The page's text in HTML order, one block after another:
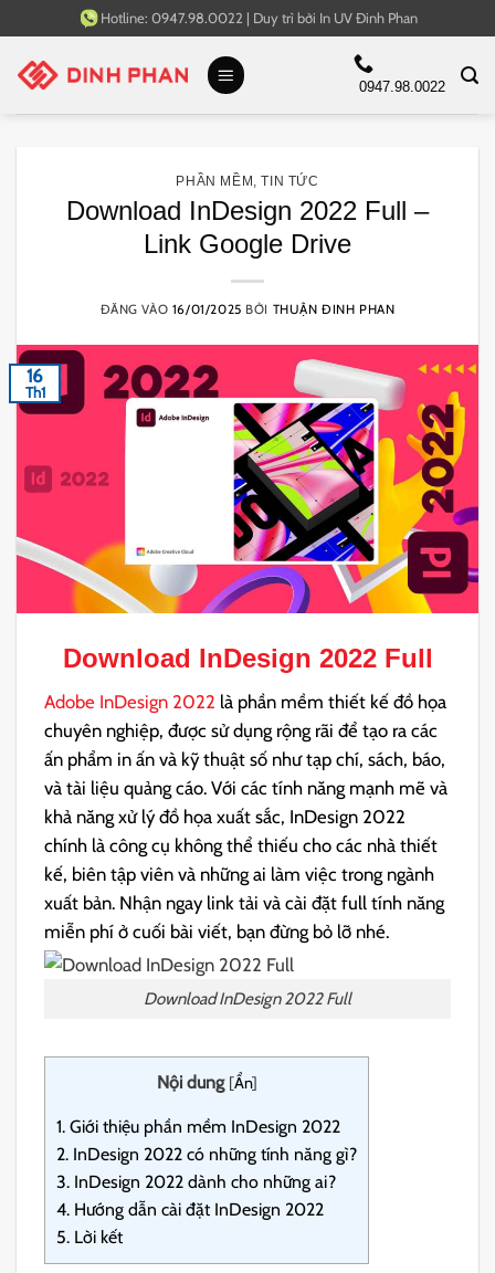
qua
nội
Hotline: 0947.98.0022 | Duy trì bởi In UV Đinh Phan
0947.98.0022
PHẦN MỀM ,TIN TỨC
Download InDesign 2022 Full –
Link Google Drive
ĐĂNG VÀO 16/01/2025 BỞI THUẬN ĐINH PHAN
16
Th1
Download InDesign 2022 Full
Adobe InDesign 2022 là phần mềm thiết kế đồ họa
chuyên nghiệp, được sử dụng rộng rãi để tạo ra các
ấn phẩm in ấn và kỹ thuật số như tạp chí, sách, báo,
và tài liệu quảng cáo. Với các tính năng mạnh mẽ và
khả năng xử lý đồ họa xuất sắc, InDesign 2022
chính là công cụ không thể thiếu cho các nhà thiết
kế, biên tập viên và những ai làm việc trong ngành
xuất bản. Nhận ngay link tải và cài đặt full tính năng
miễn phí ở cuối bài viết, bạn đừng bỏ lỡ nhé.
Download InDesign 2022 Full
Nội dung [Ẩn]
1. Giới thiệu phần mềm InDesign 2022
2. InDesign 2022 có những tính năng gì?
3. InDesign 2022 dành cho những ai?
4. Hướng dẫn cài đặt InDesign 2022
5. Lời kết